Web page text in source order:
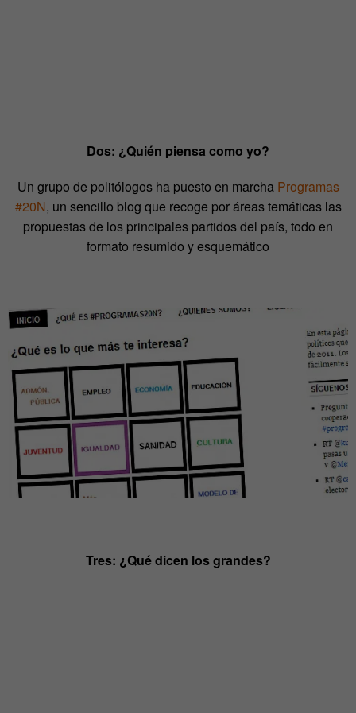
Dos: ¿Quién piensa como yo?
Un grupo de politólogos ha puesto en marcha Programas
#20N, un sencillo blog que recoge por áreas temáticas las
propuestas de los principales partidos del país, todo en
formato resumido y esquemático
Tres: ¿Qué dicen los grandes?